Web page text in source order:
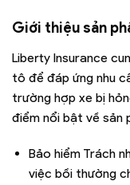
Giới thiệu sản
Liberty Insurance
tô để đáp ứng nhu
trường hợp xe bị
điểm nổi bật về sản
Bảo hiểm Trách
việc bồi thường